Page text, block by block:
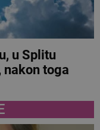
u Splitu
toga